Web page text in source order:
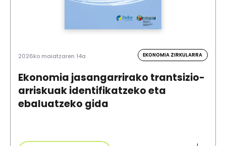
2026ko maiatzaren 14a EKONOMIA ZIRKULARRA
Ekonomia jasangarrirako trantsizio-
arriskuak identifikatzeko eta
ebaluatzeko gida